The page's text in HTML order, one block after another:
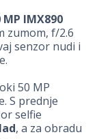
IMX890
zumom, f/2.6
senzor nudi i
50 MP
S prednje
selfie
, a za obradu